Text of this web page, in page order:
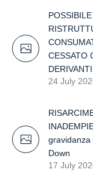
CESSATO
24 July
gravidanza
Down
17 July